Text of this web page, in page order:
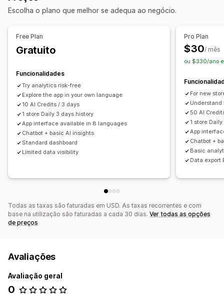
Valor do tempo de vida (LTV)
Ligações quebradas
Análise da finalização da compra
Informações sobre lucros
Análise de funil
Carrinho abandonado
Imagens e relatórios
Mapas cromáticos
Dashboard de análise de dados
Dashboards personalizados
Relatórios de várias lojas
Relatórios personalizados
Calendarização de relatórios Notificações
Escolha o plano que melhor se adequa ao negócio.
Free Plan
Gratuito
Funcionalidades
Try analytics risk-free
Explore the app in your own language
10 AI Credits / 3 days
1 store Daily 3 days history
App interface available in 8 languages
Chatbot + basic AI insights
Standard dashboard
Limited data visibility
Pro Plan
$30/ mês
ou $330/ano
For new
Understand
50 AI
1 store
App
Chatbot +
Basic
Data export
Todas as taxas são faturadas em USD. As taxas recorrentes e com
base na utilização são faturadas a cada 30 dias. Ver todas as opções
de preços
Avaliações
Avaliação geral
0